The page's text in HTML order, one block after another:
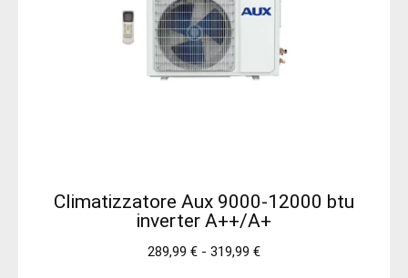
Climatizzatore Aux 9000-12000 btu
inverter A++/A+
289,99 € - 319,99 €